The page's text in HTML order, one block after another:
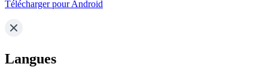
Télécharger pour Android
Langues